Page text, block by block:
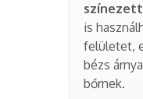
is
felületet,
bézs
bőrnek.